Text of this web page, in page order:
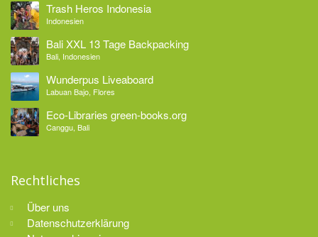
Trash Heros Indonesia
Indonesien
Bali XXL 13 Tage Backpacking
Bali, Indonesien
Wunderpus Liveaboard
Labuan Bajo, Flores
Eco-Libraries green-books.org
Canggu, Bali
Rechtliches
Über uns
Datenschutzerklärung